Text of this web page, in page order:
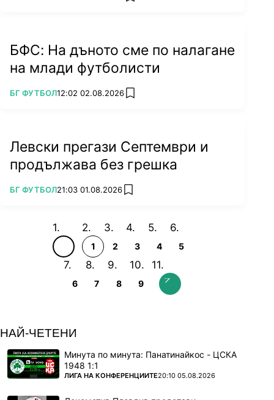
БФС: На дъното сме по налагане
на млади футболисти
ПОВЕЧЕ ОТ
БГ ФУТБОЛ12:02 02.08.2026 add favorites
Левски прегази Септември и
продължава без грешка
ПОВЕЧЕ ОТ
БГ ФУТБОЛ21:03 01.08.2026 add favorites
1 2 3 4 5
6 7 8 9
НАЙ-ЧЕТЕНИ
Минута по минута: Панатинайкос - ЦСКА
1948 1:1
ПОВЕЧЕ ОТ
ЛИГА НА КОНФЕРЕНЦИИТЕ20:10 05.08.2026